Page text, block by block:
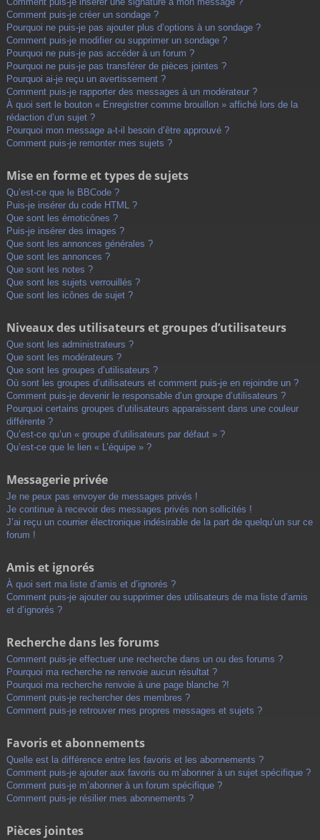
Comment puis-je créer un sondage ?
Pourquoi ne puis-je pas ajouter plus d’options à un sondage ?
Comment puis-je modifier ou supprimer un sondage ?
Pourquoi ne puis-je pas accéder à un forum ?
Pourquoi ne puis-je pas transférer de pièces jointes ?
Pourquoi ai-je reçu un avertissement ?
Comment puis-je rapporter des messages à un modérateur ?
À quoi sert le bouton « Enregistrer comme brouillon » affiché lors de la
rédaction d’un sujet ?
Pourquoi mon message a-t-il besoin d’être approuvé ?
Comment puis-je remonter mes sujets ?
Mise en forme et types de sujets
Qu’est-ce que le BBCode ?
Puis-je insérer du code HTML ?
Que sont les émoticônes ?
Puis-je insérer des images ?
Que sont les annonces générales ?
Que sont les annonces ?
Que sont les notes ?
Que sont les sujets verrouillés ?
Que sont les icônes de sujet ?
Niveaux des utilisateurs et groupes d’utilisateurs
Que sont les administrateurs ?
Que sont les modérateurs ?
Que sont les groupes d’utilisateurs ?
Où sont les groupes d’utilisateurs et comment puis-je en rejoindre un ?
Comment puis-je devenir le responsable d’un groupe d’utilisateurs ?
Pourquoi certains groupes d’utilisateurs apparaissent dans une couleur
différente ?
Qu’est-ce qu’un « groupe d’utilisateurs par défaut » ?
Qu’est-ce que le lien « L’équipe » ?
Messagerie privée
Je ne peux pas envoyer de messages privés !
Je continue à recevoir des messages privés non sollicités !
J’ai reçu un courrier électronique indésirable de la part de quelqu’un sur ce
forum !
Amis et ignorés
À quoi sert ma liste d’amis et d’ignorés ?
Comment puis-je ajouter ou supprimer des utilisateurs de ma liste d’amis
et d’ignorés ?
Recherche dans les forums
Comment puis-je effectuer une recherche dans un ou des forums ?
Pourquoi ma recherche ne renvoie aucun résultat ?
Pourquoi ma recherche renvoie à une page blanche ?!
Comment puis-je rechercher des membres ?
Comment puis-je retrouver mes propres messages et sujets ?
Favoris et abonnements
Quelle est la différence entre les favoris et les abonnements ?
Comment puis-je ajouter aux favoris ou m’abonner à un sujet spécifique ?
Comment puis-je m’abonner à un forum spécifique ?
Comment puis-je résilier mes abonnements ?
Pièces jointes